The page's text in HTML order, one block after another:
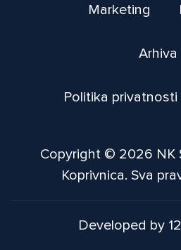
Marketing
Arhiva
Politika privatnosti
Copyright © 2026 NK
Koprivnica. Sva
Developed by